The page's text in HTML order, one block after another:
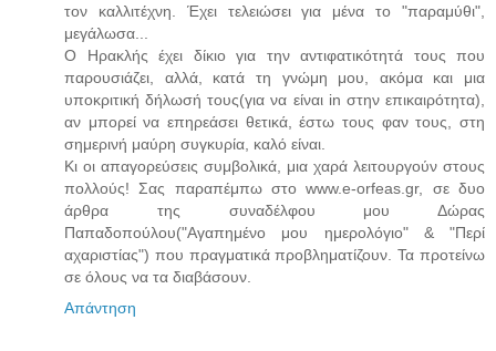
τον καλλιτέχνη. Έχει τελειώσει για μένα το "παραμύθι",
μεγάλωσα...
Ο Ηρακλής έχει δίκιο για την αντιφατικότητά τους που
παρουσιάζει, αλλά, κατά τη γνώμη μου, ακόμα και μια
υποκριτική δήλωσή τους(για να είναι in στην επικαιρότητα),
αν μπορεί να επηρεάσει θετικά, έστω τους φαν τους, στη
σημερινή μαύρη συγκυρία, καλό είναι.
Κι οι απαγορεύσεις συμβολικά, μια χαρά λειτουργούν στους
πολλούς! Σας παραπέμπω στο www.e-orfeas.gr, σε δυο
άρθρα της συναδέλφου μου Δώρας
Παπαδοπούλου("Αγαπημένο μου ημερολόγιο" & "Περί
αχαριστίας") που πραγματικά προβληματίζουν. Τα προτείνω
σε όλους να τα διαβάσουν.
Απάντηση